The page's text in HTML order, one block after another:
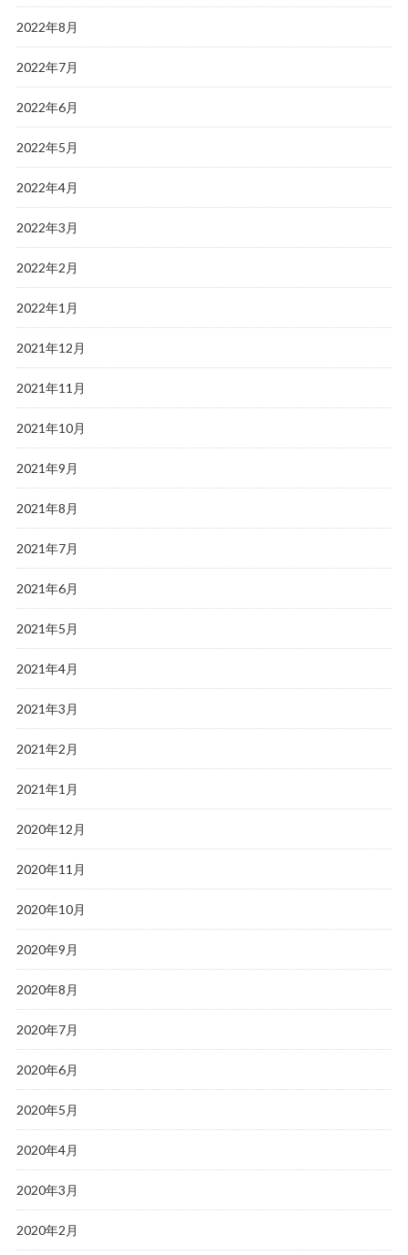
2022年8月
2022年7月
2022年6月
2022年5月
2022年4月
2022年3月
2022年2月
2022年1月
2021年12月
2021年11月
2021年10月
2021年9月
2021年8月
2021年7月
2021年6月
2021年5月
2021年4月
2021年3月
2021年2月
2021年1月
2020年12月
2020年11月
2020年10月
2020年9月
2020年8月
2020年7月
2020年6月
2020年5月
2020年4月
2020年3月
2020年2月